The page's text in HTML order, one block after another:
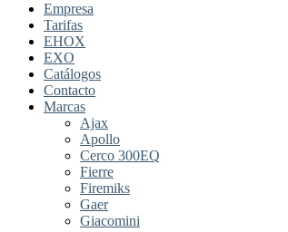
Empresa
Tarifas
EHOX
EXO
Catálogos
Contacto
Marcas
Ajax
Apollo
Cerco 300EQ
Fierre
Firemiks
Gaer
Giacomini